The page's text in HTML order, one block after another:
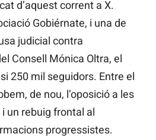
d’aquest corrent a X.
Gobiérnate, i una de
judicial contra
Consell Mónica Oltra, el
250 mil seguidors. Entre el
de nou, l’oposició a les
un rebuig frontal al
progressistes.